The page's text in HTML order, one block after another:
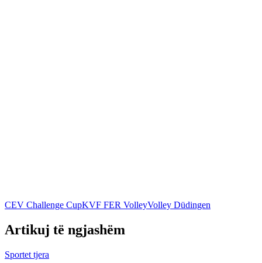
CEV Challenge CupKVF FER VolleyVolley Düdingen
Artikuj të ngjashëm
Sportet tjera